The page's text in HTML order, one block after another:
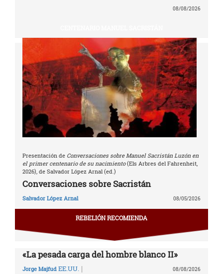
08/08/2026
Presentación de Conversaciones sobre Manuel Sacristán Luzón en
el primer centenario de su nacimiento(Els Arbres del Fahrenheit,
2026), de Salvador López Arnal (ed.)
Conversaciones sobre Sacristán
Salvador López Arnal 08/05/2026
REBELIÓN RECOMIENDA
«La pesada carga del hombre blanco II»
Jorge Majfud EE.UU. | 08/08/2026